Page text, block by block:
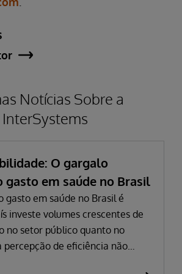
Notícias Sobre a
InterSystems
O gargalo
gasto em saúde no Brasil
gasto em saúde no Brasil é
investe volumes crescentes de
no setor público quanto no
percepção de eficiência não